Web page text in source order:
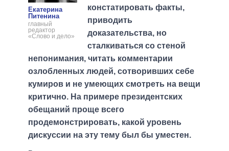
Екатерина
Питенина
главный
редактор
«Слово и дело»
констатировать факты,
приводить
доказательства, но
сталкиваться со стеной
непонимания, читать комментарии
озлобленных людей, сотворивших себе
кумиров и не умеющих смотреть на вещи
критично. На примере президентских
обещаний проще всего
продемонстрировать, какой уровень
дискуссии на эту тему был бы уместен.